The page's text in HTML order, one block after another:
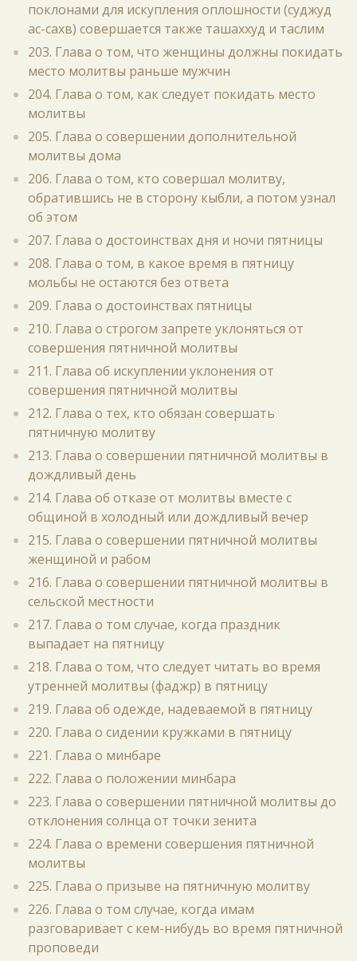
поклонами для искупления оплошности (суджуд
ас-сахв) совершается также ташаххуд и таслим
203. Глава о том, что женщины должны покидать
место молитвы раньше мужчин
204. Глава о том, как следует покидать место
молитвы
205. Глава о совершении дополнительной
молитвы дома
206. Глава о том, кто совершал молитву,
обратившись не в сторону кыбли, а потом узнал
об этом
207. Глава о достоинствах дня и ночи пятницы
208. Глава о том, в какое время в пятницу
мольбы не остаются без ответа
209. Глава о достоинствах пятницы
210. Глава о строгом запрете уклоняться от
совершения пятничной молитвы
211. Глава об искуплении уклонения от
совершения пятничной молитвы
212. Глава о тех, кто обязан совершать
пятничную молитву
213. Глава о совершении пятничной молитвы в
дождливый день
214. Глава об отказе от молитвы вместе с
общиной в холодный или дождливый вечер
215. Глава о совершении пятничной молитвы
женщиной и рабом
216. Глава о совершении пятничной молитвы в
сельской местности
217. Глава о том случае, когда праздник
выпадает на пятницу
218. Глава о том, что следует читать во время
утренней молитвы (фаджр) в пятницу
219. Глава об одежде, надеваемой в пятницу
220. Глава о сидении кружками в пятницу
221. Глава о минбаре
222. Глава о положении минбара
223. Глава о совершении пятничной молитвы до
отклонения солнца от точки зенита
224. Глава о времени совершения пятничной
молитвы
225. Глава о призыве на пятничную молитву
226. Глава о том случае, когда имам
разговаривает с кем-нибудь во время пятничной
проповеди